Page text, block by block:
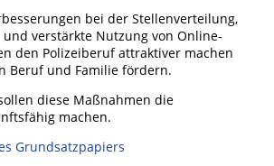
bei der Stellenverteilung,
verstärkte Nutzung von Online-
den Polizeiberuf attraktiver machen
Beruf und Familie fördern.
diese Maßnahmen die
machen.
Grundsatzpapiers